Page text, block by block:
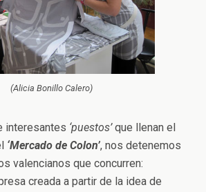
(Alicia Bonillo Calero)
interesantes ‘puestos’que llenan el
‘Mercado de Colon’, nos detenemos
valencianos que concurren:
creada a partir de la idea de